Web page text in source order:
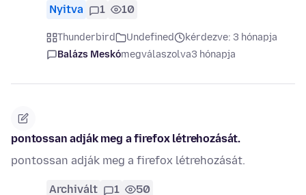
Nyitva 1 10
Thunderbird Undefined
kérdezve: 3 hónapja
Balázs Meskómegválaszolva3 hónapja
pontossan adják meg a firefox létrehozását.
pontossan adják meg a firefox létrehozását.
Archivált 1 50